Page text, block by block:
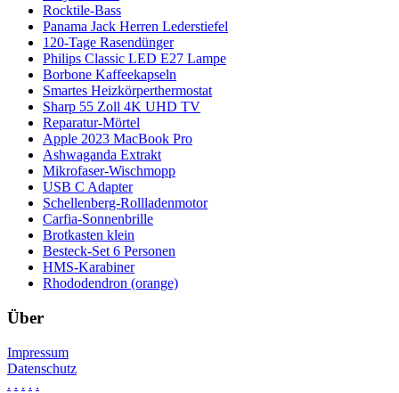
Rocktile-Bass
Panama Jack Herren Lederstiefel
120-Tage Rasendünger
Philips Classic LED E27 Lampe
Borbone Kaffeekapseln
Smartes Heizkörperthermostat
Sharp 55 Zoll 4K UHD TV
Reparatur-Mörtel
Apple 2023 MacBook Pro
Ashwaganda Extrakt
Mikrofaser-Wischmopp
USB C Adapter
Schellenberg-Rollladenmotor
Carfia-Sonnenbrille
Brotkasten klein
Besteck-Set 6 Personen
HMS-Karabiner
Rhododendron (orange)
Über
Impressum
Datenschutz
. . . . .